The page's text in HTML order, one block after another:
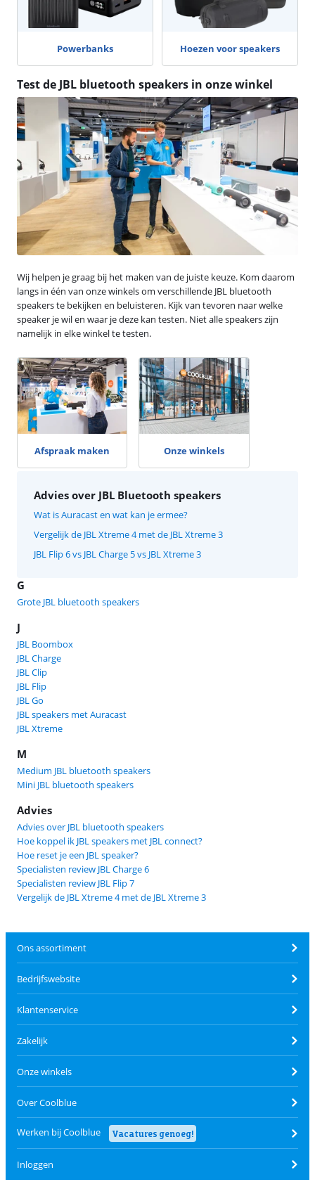
Powerbanks Hoezen voor speakers
Test de JBL bluetooth speakers in onze winkel
Wij helpen je graag bij het maken van de juiste keuze. Kom daarom
langs in één van onze winkels om verschillende JBL bluetooth
speakers te bekijken en beluisteren. Kijk van tevoren naar welke
speaker je wil en waar je deze kan testen. Niet alle speakers zijn
namelijk in elke winkel te testen.
Afspraak maken Onze winkels
Advies over JBL Bluetooth speakers
Wat is Auracast en wat kan je ermee?
Vergelijk de JBL Xtreme 4 met de JBL Xtreme 3
JBL Flip 6 vs JBL Charge 5 vs JBL Xtreme 3
G
Grote JBL bluetooth speakers
J
JBL Boombox
JBL Charge
JBL Clip
JBL Flip
JBL Go
JBL speakers met Auracast
JBL Xtreme
M
Medium JBL bluetooth speakers
Mini JBL bluetooth speakers
Advies
Advies over JBL bluetooth speakers
Hoe koppel ik JBL speakers met JBL connect?
Hoe reset je een JBL speaker?
Specialisten review JBL Charge 6
Specialisten review JBL Flip 7
Vergelijk de JBL Xtreme 4 met de JBL Xtreme 3
Ons assortiment
Bedrijfswebsite
Klantenservice
Zakelijk
Onze winkels
Over Coolblue
Werken bij Coolblue Vacatures genoeg!
Inloggen